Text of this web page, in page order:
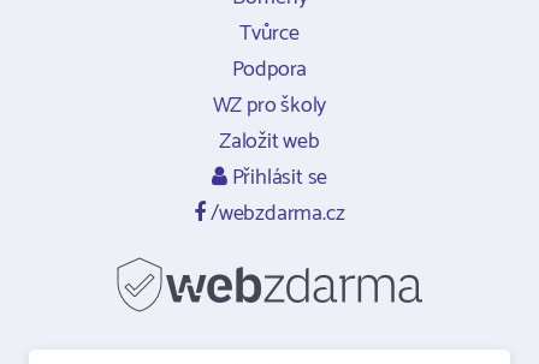
Tvůrce
Podpora
WZ pro školy
Založit web
Přihlásit se
/webzdarma.cz